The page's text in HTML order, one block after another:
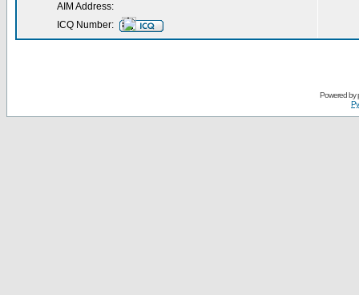
AIM Address:
ICQ Number:
Powered by